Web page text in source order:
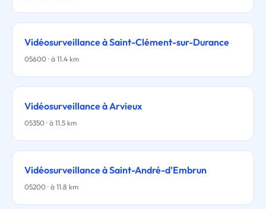
Vidéosurveillance à Saint-Clément-sur-Durance
05600 · à 11.4 km
Vidéosurveillance à Arvieux
05350 · à 11.5 km
Vidéosurveillance à Saint-André-d'Embrun
05200 · à 11.8 km